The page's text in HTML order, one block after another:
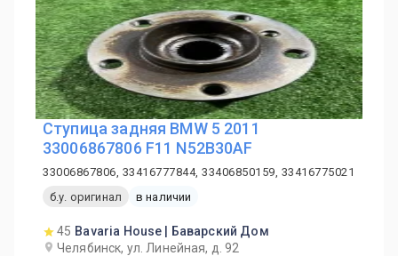
Ступица задняя BMW 5 2011
33006867806 F11 N52B30AF
33006867806, 33416777844, 33406850159, 33416775021
б.у. оригинал
в наличии
45 Bavaria House | Баварский Дом
Челябинск, ул. Линейная, д. 92